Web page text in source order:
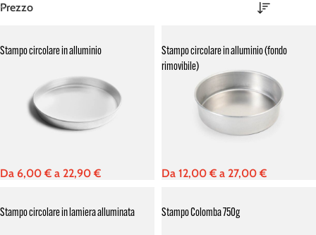
Prezzo
Stampo circolare in alluminio
Da 6,00€ a 22,90€
Stampo circolare in alluminio (fondo
rimovibile)
Da 12,00€ a 27,00€
Stampo circolare in lamiera alluminata Stampo Colomba 750g